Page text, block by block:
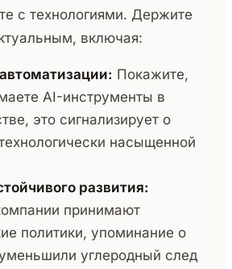
с технологиями. Держите
включая:
Покажите,
AI-инструменты в
это сигнализирует о
насыщенной
развития:
принимают
политики, упоминание о
углеродный след